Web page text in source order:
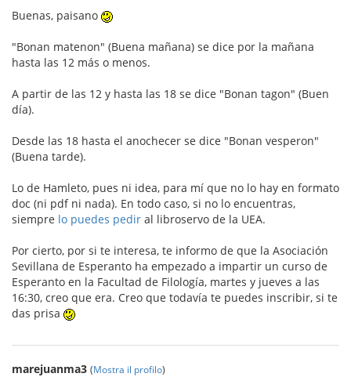
Buenas, paisano
"Bonan matenon" (Buena mañana) se dice por la mañana
hasta las 12 más o menos.
A partir de las 12 y hasta las 18 se dice "Bonan tagon" (Buen
día).
Desde las 18 hasta el anochecer se dice "Bonan vesperon"
(Buena tarde).
Lo de Hamleto, pues ni idea, para mí que no lo hay en formato
doc (ni pdf ni nada). En todo caso, si no lo encuentras,
siempre lo puedes pedir al libroservo de la UEA.
Por cierto, por si te interesa, te informo de que la Asociación
Sevillana de Esperanto ha empezado a impartir un curso de
Esperanto en la Facultad de Filología, martes y jueves a las
16:30, creo que era. Creo que todavía te puedes inscribir, si te
das prisa
marejuanma3 (Mostra il profilo)